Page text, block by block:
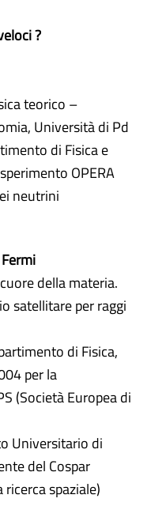
?
teorico –
Università di Pd
di Fisica e
OPERA
neutrini
della materia.
satellitare per raggi
di Fisica,
per la
(Società Europea di
Universitario di
del Cospar
spaziale)